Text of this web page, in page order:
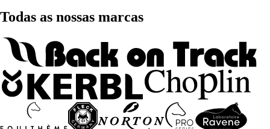
Todas as nossas marcas